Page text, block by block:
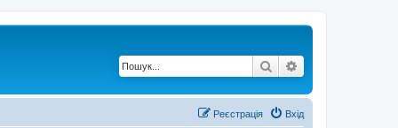
Пошук
Вхід
Реєстрація